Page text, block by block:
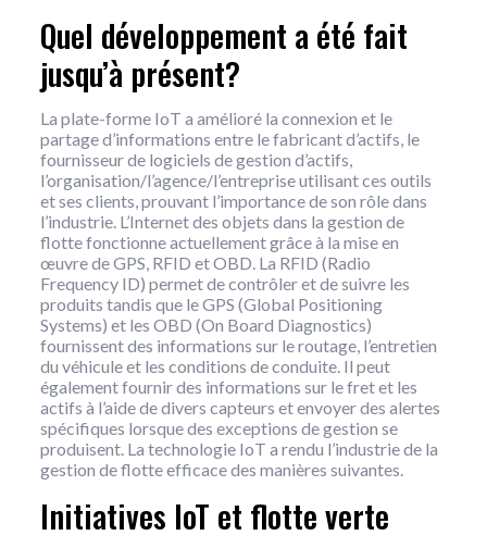
Quel développement a été fait
jusqu’à présent?
La plate-forme IoT a amélioré la connexion et le
partage d’informations entre le fabricant d’actifs, le
fournisseur de logiciels de gestion d’actifs,
l’organisation/l’agence/l’entreprise utilisant ces outils
et ses clients, prouvant l’importance de son rôle dans
l’industrie. L’Internet des objets dans la gestion de
flotte fonctionne actuellement grâce à la mise en
œuvre de GPS, RFID et OBD. La RFID (Radio
Frequency ID) permet de contrôler et de suivre les
produits tandis que le GPS (Global Positioning
Systems) et les OBD (On Board Diagnostics)
fournissent des informations sur le routage, l’entretien
du véhicule et les conditions de conduite. Il peut
également fournir des informations sur le fret et les
actifs à l’aide de divers capteurs et envoyer des alertes
spécifiques lorsque des exceptions de gestion se
produisent. La technologie IoT a rendu l’industrie de la
gestion de flotte efficace des manières suivantes.
Initiatives IoT et flotte verte